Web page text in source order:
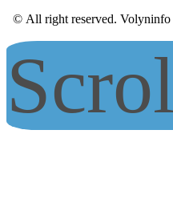
© All right reserved. Volyninfo